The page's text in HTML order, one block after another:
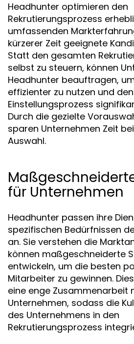
Headhunter optimieren den
Rekrutierungsprozess
umfassenden
kürzerer Zeit geeignete
Statt den gesamten
selbst zu steuern, können
Headhunter beauftragen,
effizienter zu nutzen und den
Einstellungsprozess
Durch die gezielte
sparen Unternehmen Zeit
Auswahl.
für Unternehmen
Headhunter passen ihre
spezifischen Bedürfnissen
an. Sie verstehen die
können maßgeschneiderte
entwickeln, um die besten
Mitarbeiter zu gewinnen.
eine enge Zusammenarbeit
Unternehmen, sodass die
des Unternehmens in den
Rekrutierungsprozess